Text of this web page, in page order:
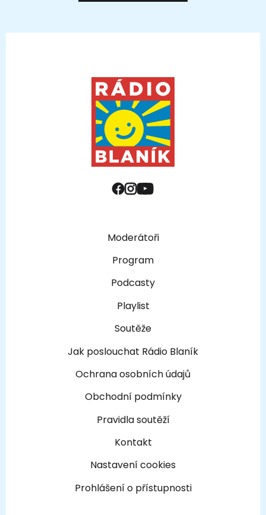
Moderátoři
Program
Podcasty
Playlist
Soutěže
Jak poslouchat Rádio Blaník
Ochrana osobních údajů
Obchodní podmínky
Pravidla soutěží
Kontakt
Nastavení cookies
Prohlášení o přístupnosti